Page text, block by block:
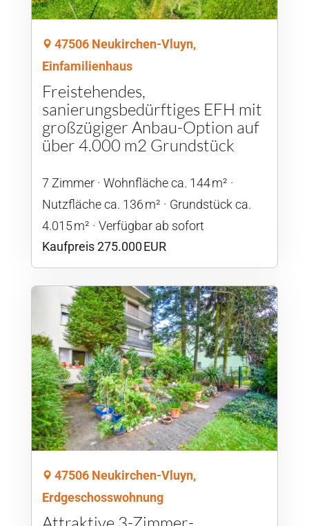
47506 Neukirchen-Vluyn,
Einfamilienhaus
Freistehendes,
sanierungsbedürftiges EFH mit
großzügiger Anbau-Option auf
über 4.000 m2 Grundstück
7 Zimmer
Wohnfläche ca. 144 m²
Nutzfläche ca. 136 m²
Grund­stück ca.
4.015 m²
Verfügbar ab sofort
Kaufpreis 275.000 EUR
47506 Neukirchen-Vluyn,
Erdgeschosswohnung